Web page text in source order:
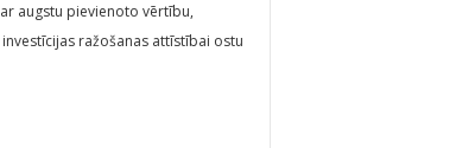
augstu pievienoto vērtību,
ražošanas attīstībai ostu